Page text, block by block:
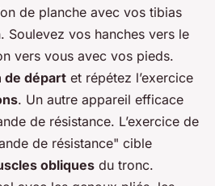
de planche avec vos tibias
Soulevez vos hanches vers le
vers vous avec vos pieds.
de départ et répétez l’exercice
. Un autre appareil efficace
de résistance. L’exercice de
de résistance" cible
obliques du tronc.